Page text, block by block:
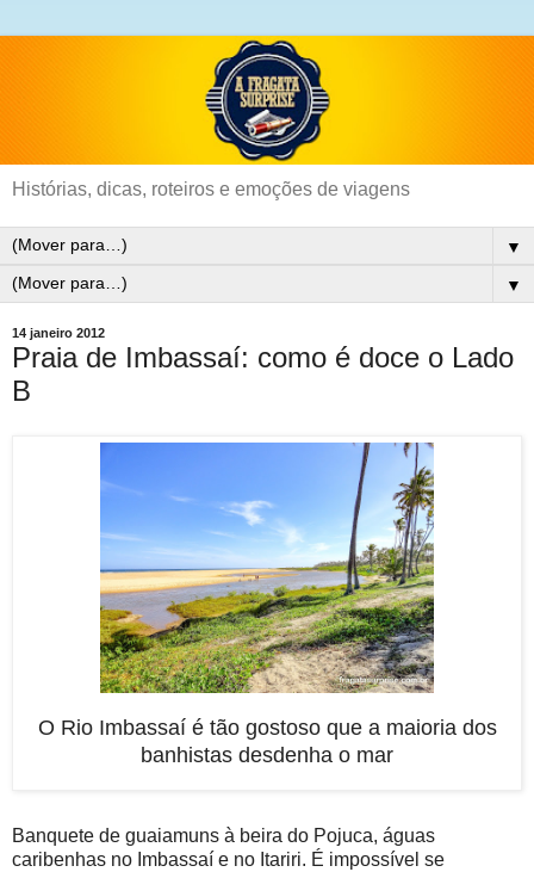
Histórias, dicas, roteiros e emoções de viagens
▼
▼
14 janeiro 2012
Praia de Imbassaí: como é doce o Lado
B
O Rio Imbassaí é tão gostoso que a maioria dos
banhistas desdenha o mar
Banquete de guaiamuns à beira do Pojuca, águas
caribenhas no Imbassaí e no Itariri. É impossível se